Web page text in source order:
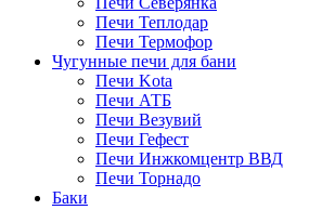
Печи Теплодар
Печи Термофор
Чугунные печи для бани
Печи Kota
Печи АТБ
Печи Везувий
Печи Гефест
Печи Инжкомцентр ВВД
Печи Торнадо
Баки